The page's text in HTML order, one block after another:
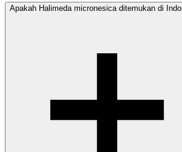
Apakah Halimeda micronesica ditemukan di